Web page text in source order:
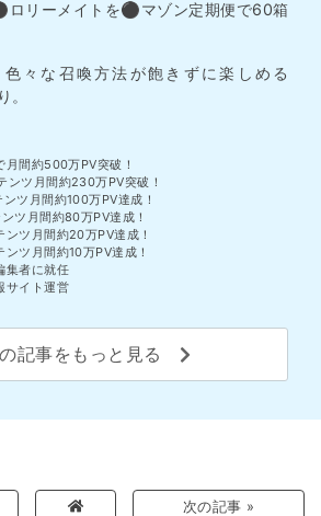
ロリーメイトを⚫︎マゾン定期便で60箱
々な召喚方法が飽きずに楽しめる
。
間約500万PV突破！
ツ月間約230万PV突破！
ツ月間約100万PV達成！
ツ月間約80万PV達成！
ツ月間約20万PV達成！
ツ月間約10万PV達成！
集者に就任
サイト運営
記事をもっと見る
次の記事 »